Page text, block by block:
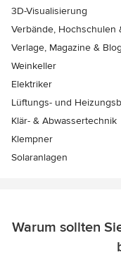
3D-Visualisierung
Verbände, Hochschulen
Verlage, Magazine &
Weinkeller
Elektriker
Lüftungs- und
Klär- & Abwassertechnik
Klempner
Solaranlagen
Warum sollten